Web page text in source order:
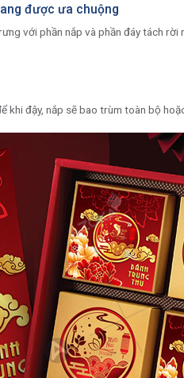
được ưa chuộng
với phần nắp và phần đáy tách rời
đậy, nắp sẽ bao trùm toàn bộ